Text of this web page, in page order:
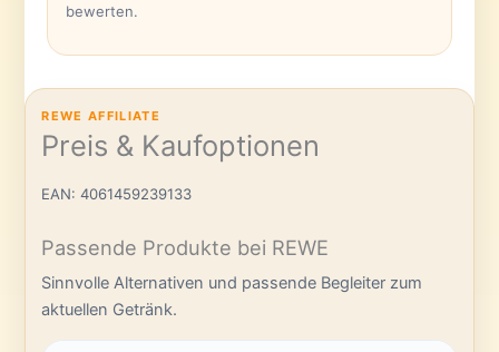
bewerten.
REWE AFFILIATE
Preis & Kaufoptionen
EAN: 4061459239133
Passende Produkte bei REWE
Sinnvolle Alternativen und passende Begleiter zum
aktuellen Getränk.